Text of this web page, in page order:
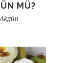
MÜ?